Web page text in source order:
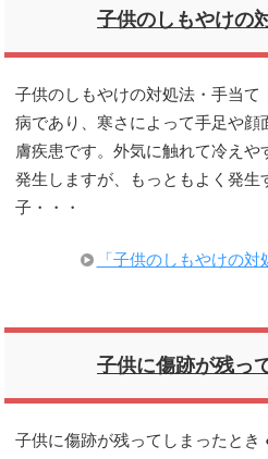
子供のしもやけの
子供のしもやけの対処法・手当て
病であり、寒さによって手足や顔
膚疾患です。外気に触れて冷えや
発生しますが、もっともよく発生
子・・・
「子供のしもやけの
子供に傷跡が残っ
子供に傷跡が残ってしまったと